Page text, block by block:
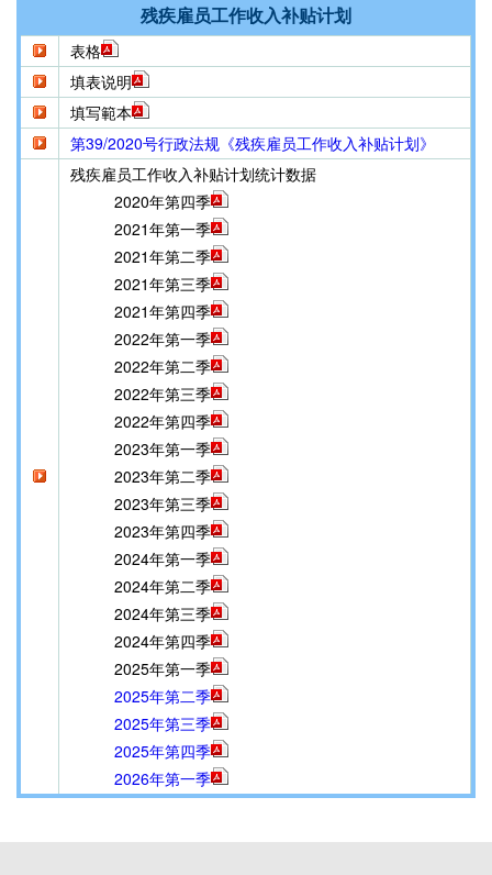
残疾雇员工作收入补贴计划
表格
填表说明
填写範本
第39/2020号行政法规《残疾雇员工作收入补贴计划》
残疾雇员工作收入补贴计划统计数据
2020年第四季
2021年第一季
2021年第二季
2021年第三季
2021年第四季
2022年第一季
2022年第二季
2022年第三季
2022年第四季
2023年第一季
2023年第二季
2023年第三季
2023年第四季
2024年第一季
2024年第二季
2024年第三季
2024年第四季
2025年第一季
2025年第二季
2025年第三季
2025年第四季
2026年第一季